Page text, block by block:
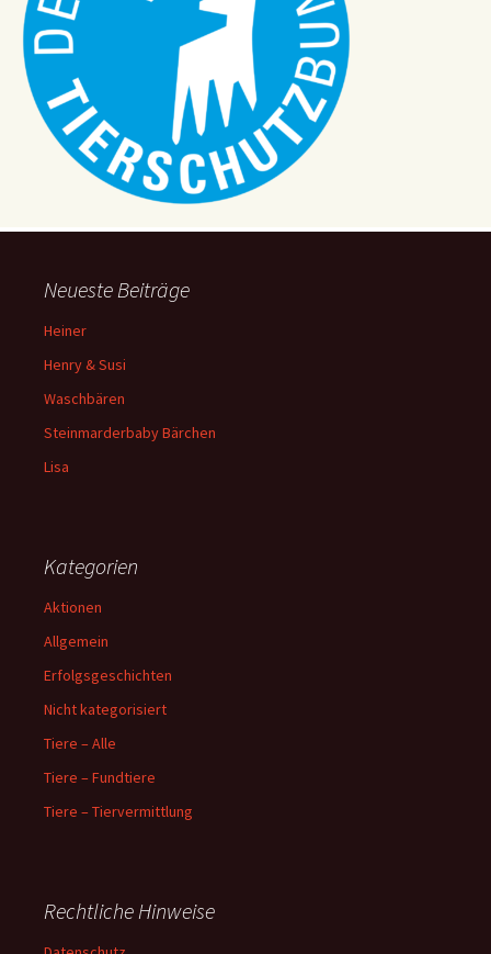
Neueste Beiträge
Heiner
Henry & Susi
Waschbären
Steinmarderbaby Bärchen
Lisa
Kategorien
Aktionen
Allgemein
Erfolgsgeschichten
Nicht kategorisiert
Tiere – Alle
Tiere – Fundtiere
Tiere – Tiervermittlung
Rechtliche Hinweise